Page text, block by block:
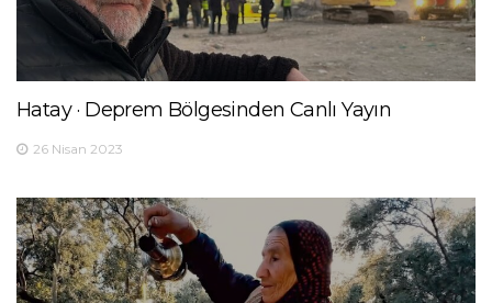
Hatay · Deprem Bölgesinden Canlı Yayın
26 Nisan 2023